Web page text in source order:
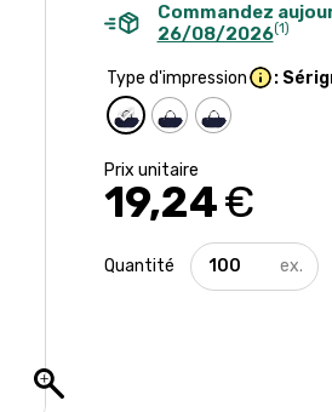
Commandez
26/08/2026(1)
Type d'impression :
19,24€
quantité
de